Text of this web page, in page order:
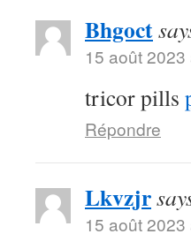
Bhgoct
15 août
tricor pills
Répondre
Lkvzjr
15 août